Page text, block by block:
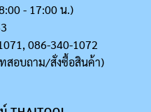
- 17:00 น.)
086-340-1072
สอบถาม/สั่งซื้อสินค้า)